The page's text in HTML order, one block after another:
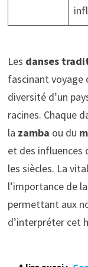
Les danses
fascinant voyage
diversité d’un
racines. Chaque
la zamba ou du
et des influences
les siècles. La
l’importance de
permettant aux
d’interpréter cet